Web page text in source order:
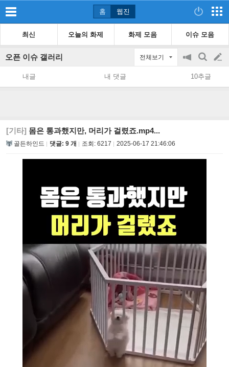
홈 웹진
최신 오늘의 화제 화제 모음 이슈 모음
오픈 이슈 갤러리 전체보기
공
지
on/off
검
색
글
쓰
내글 내 댓글 10추글
[기타] 몸은 통과했지만, 머리가 걸렸죠.mp4...
골든하인드 댓글: 9 개 조회: 6217 2025-06-17 21:46:06